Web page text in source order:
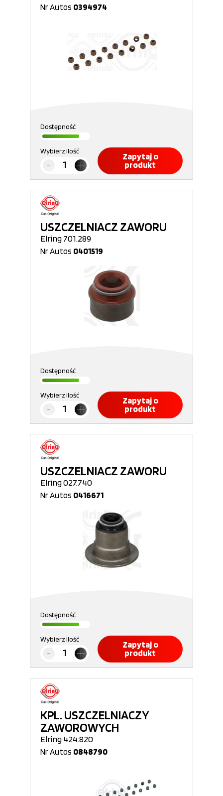
Nr Autos 0394974
Dostępność
Wybierz ilość
Zapytaj o
produkt
USZCZELNIACZ ZAWORU
Elring 701.289
Nr Autos 0401519
Dostępność
Wybierz ilość
Zapytaj o
produkt
USZCZELNIACZ ZAWORU
Elring 027.740
Nr Autos 0416671
Dostępność
Wybierz ilość
Zapytaj o
produkt
KPL. USZCZELNIACZY
ZAWOROWYCH
Elring 424.820
Nr Autos 0848790